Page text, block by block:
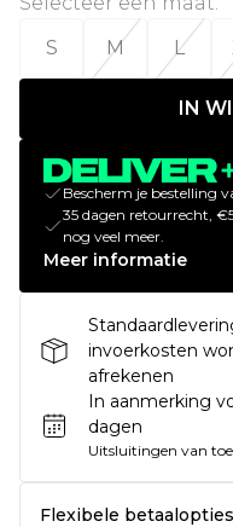
S
M L
IN
Bescherm je bestelling
35 dagen retourrecht,
nog veel meer.
Meer informatie
invoerkosten
afrekenen
In aanmerking
dagen
Uitsluitingen van
Flexibele